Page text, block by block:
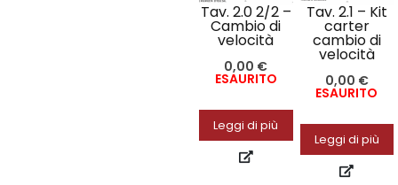
Tav. 2.0 2/2 –
Cambio di
velocità
0,00 €
ESAURITO
Leggi di più
Tav. 2.1 – Kit
carter
cambio di
velocità
0,00 €
ESAURITO
Leggi di più